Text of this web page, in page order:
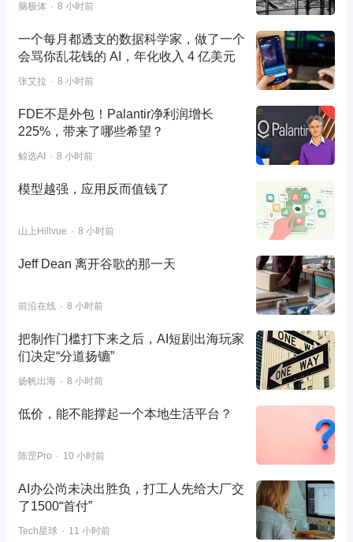
脑极体 8 小时前
一个每月都透支的数据科学家，做了一个
会骂你乱花钱的 AI，年化收入 4 亿美元
张艾拉 8 小时前
FDE不是外包！Palantir净利润增长
225%，带来了哪些希望？
鲸选AI 8 小时前
模型越强，应用反而值钱了
山上Hillvue 8 小时前
Jeff Dean 离开谷歌的那一天
前沿在线 8 小时前
把制作门槛打下来之后，AI短剧出海玩家
们决定“分道扬镳”
扬帆出海 8 小时前
低价，能不能撑起一个本地生活平台？
陈罡Pro 10 小时前
AI办公尚未决出胜负，打工人先给大厂交
了1500“首付”
Tech星球 11 小时前